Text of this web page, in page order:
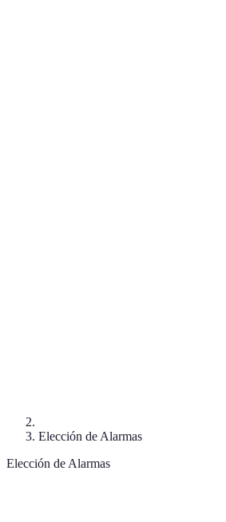
Elección de Alarmas
Elección de Alarmas